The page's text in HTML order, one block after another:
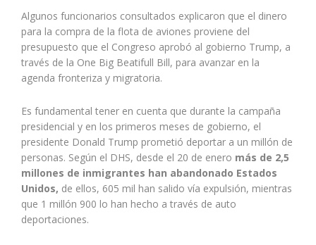
Algunos funcionarios consultados explicaron que el dinero
para la compra de la flota de aviones proviene del
presupuesto que el Congreso aprobó al gobierno Trump, a
través de la One Big Beatifull Bill, para avanzar en la
agenda fronteriza y migratoria.
Es fundamental tener en cuenta que durante la campaña
presidencial y en los primeros meses de gobierno, el
presidente Donald Trump prometió deportar a un millón de
personas. Según el DHS, desde el 20 de enero más de 2,5
millones de inmigrantes han abandonado Estados
Unidos, de ellos, 605 mil han salido vía expulsión, mientras
que 1 millón 900 lo han hecho a través de auto
deportaciones.